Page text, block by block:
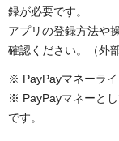
録が必要です。
アプリの登録方法や
確認ください。（外
※ PayPayマネーライ
※ PayPayマネーと
です。